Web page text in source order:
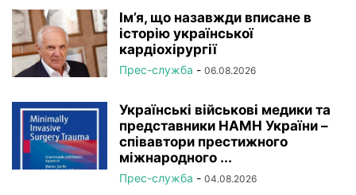
Ім’я, що назавжди вписане в
історію української
кардіохірургії
Прес-служба - 06.08.2026
Українські військові медики та
представники НАМН України –
співавтори престижного
міжнародного ...
Прес-служба - 04.08.2026